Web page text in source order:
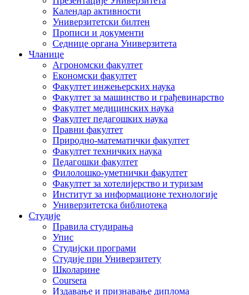
Календар активности
Универзитетски билтен
Прописи и документи
Седнице органа Универзитета
Чланице
Агрономски факултет
Економски факултет
Факултет инжењерских наука
Факултет за машинство и грађевинарство
Факултет медицинских наука
Факултет педагошких наука
Правни факултет
Природно-математички факултет
Факултет техничких наука
Педагошки факултет
Филолошко-уметнички факултет
Факултет за хотелијерство и туризам
Институт за информационе технологије
Универзитетска библиотека
Студије
Правила студирања
Упис
Студијски програми
Студије при Универзитету
Школарине
Coursera
Издавање и признавање диплома